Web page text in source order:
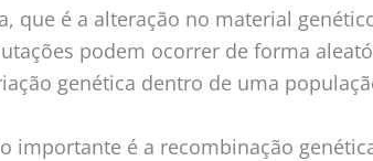
que é a alteração no material
podem ocorrer de forma
genética dentro de uma
importante é a recombinação